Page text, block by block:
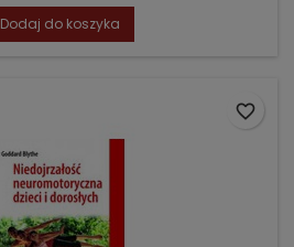
podstawowa
Dodaj do koszyka
favorite_border